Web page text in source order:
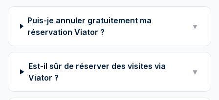
Puis-je annuler gratuitement ma
réservation Viator ?
▼
Est-il sûr de réserver des visites via
Viator ?
▼